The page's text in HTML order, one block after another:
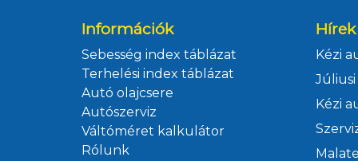
Információk
Sebesség index táblázat
Terhelési index táblázat
Autó olajcsere
Autószerviz
Váltóméret kalkulátor
Rólunk
Hírek